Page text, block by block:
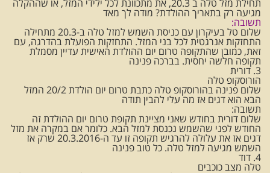
תחילת מזל טלה ב 20.3, את מתכוונת לכל ילידי המזל, או שההקלה
מגיעה רק בתאריך ההולדת? מודה לך מאד
תשובה:
שלום טל בעיקרון עם כניסת השמש למזל טלה ב-20.3 מתחילה
התחזקות אנרגטית לכל בני המזל. התחזקות הפועלת בהדרגה, עם
זאת, כמובן שהתקופה טרום יום ההולדת האישית עדיין מסמלת
תקופה חלשה יחסית. בברכה פנינה
3. דורית
הורוסקופ טלה
שלום פנינה בהורוסקופ טלה כתבת טרום יום הולדת 20/2 המזל
הבא הוא דגים אז מה עלי להבין תודה
תשובה:
שלום דורית בחודש שאני מציינת תקופת טרום יום ההולדת זה
החודש לפני שהשמש נכנסת למזל הבא. כלומר אם במקרה את מזל
דגים אז את עלולה להרגיש תקופה זו עד ה-20.3.2016 שרק אז
השמש מגיעה למזל טלה. כל טוב פנינה
4. דוד
טלה מצב כוכבים